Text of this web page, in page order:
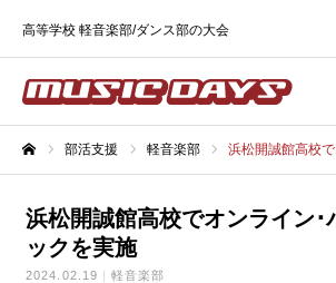
高等学校 軽音楽部/ダンス部の大会
部活支援 軽音楽部 浜松開誠館高校でオンラ
浜松開誠館高校でオンライン･
ックを実施
2024.02.19 軽音楽部